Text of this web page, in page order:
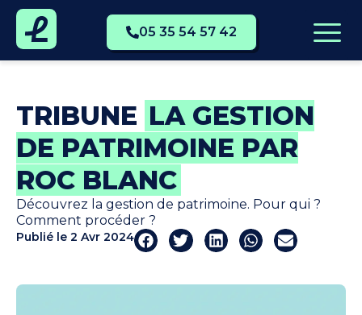
05 35 54 57 42
TRIBUNE LA GESTION
DE PATRIMOINE PAR
ROC BLANC
Découvrez la gestion de patrimoine. Pour qui ?
Comment procéder ?
Publié le 2 Avr 2024